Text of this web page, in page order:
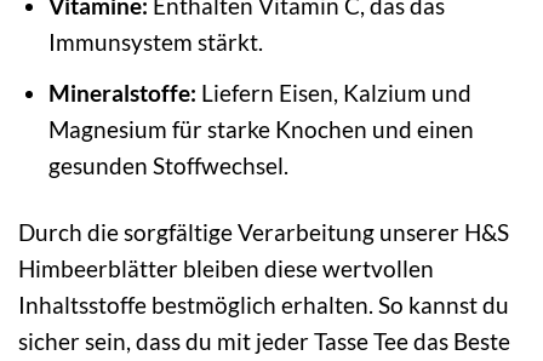
Vitamine: Enthalten Vitamin C, das das
Immunsystem stärkt.
Mineralstoffe: Liefern Eisen, Kalzium und
Magnesium für starke Knochen und einen
gesunden Stoffwechsel.
Durch die sorgfältige Verarbeitung unserer H&S
Himbeerblätter bleiben diese wertvollen
Inhaltsstoffe bestmöglich erhalten. So kannst du
sicher sein, dass du mit jeder Tasse Tee das Beste